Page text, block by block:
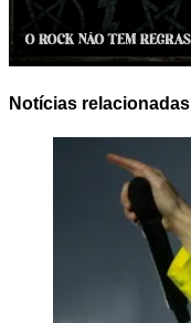
Notícias relacionadas